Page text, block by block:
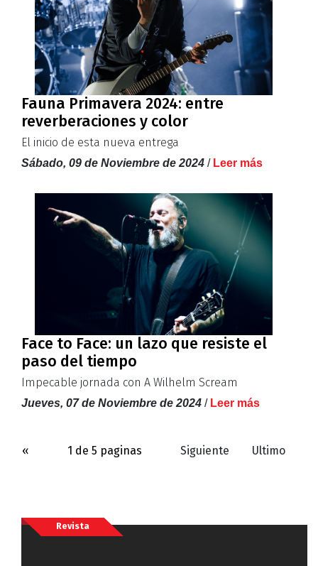
Fauna Primavera 2024: entre
reverberaciones y color
El inicio de esta nueva entrega
Sábado, 09 de Noviembre de 2024 / Leer más
Face to Face: un lazo que resiste el
paso del tiempo
Impecable jornada con A Wilhelm Scream
Jueves, 07 de Noviembre de 2024 / Leer más
« 1 de 5 paginas Siguiente Ultimo
Revista